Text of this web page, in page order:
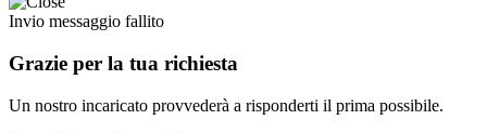
Invio messaggio fallito
Grazie per la tua richiesta
Un nostro incaricato provvederà a risponderti il prima possibile.